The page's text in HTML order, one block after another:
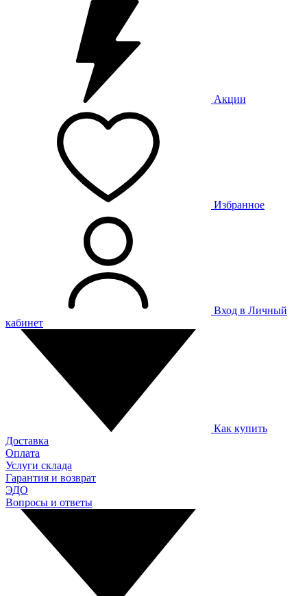
Акции
Избранное
Вход в Личный
кабинет
Как купить
Доставка
Оплата
Услуги склада
Гарантия и возврат
ЭДО
Вопросы и ответы